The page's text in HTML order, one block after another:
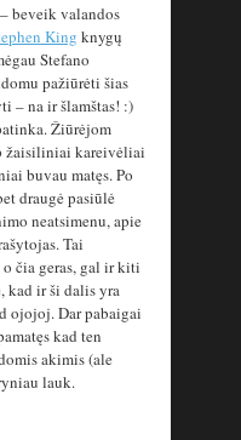
– beveik valandos
King knygų
Stefano
pažiūrėti šias
– na ir šlamštas! :)
Žiūrėjom
žaisiliniai kareivėliai
buvau matęs. Po
draugė pasiūlė
neatsimenu, apie
Tai
čia geras, gal ir kiti
kad ir ši dalis yra
ojojoj. Dar pabaigai
kad ten
akimis (ale
lauk.